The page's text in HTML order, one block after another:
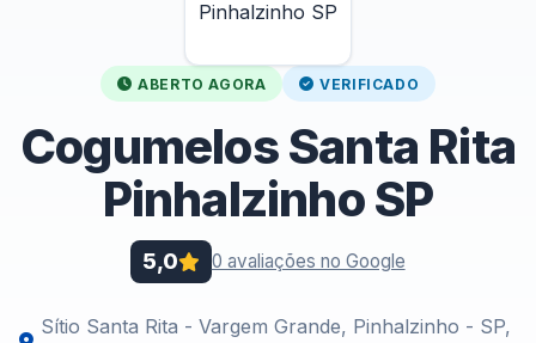
ABERTO AGORA VERIFICADO
Cogumelos Santa Rita
Pinhalzinho SP
5,0 0 avaliações no Google
Sítio Santa Rita - Vargem Grande, Pinhalzinho - SP,